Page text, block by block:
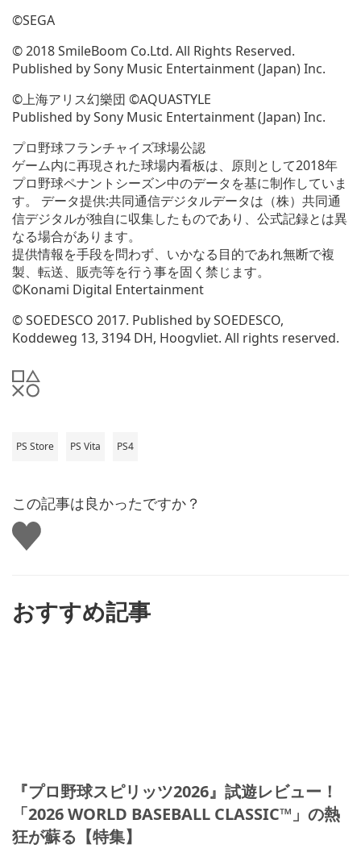
©SEGA
© 2018 SmileBoom Co.Ltd. All Rights Reserved.
Published by Sony Music Entertainment (Japan) Inc.
©上海アリス幻樂団 ©AQUASTYLE
Published by Sony Music Entertainment (Japan) Inc.
プロ野球フランチャイズ球場公認
ゲーム内に再現された球場内看板は、原則として2018年
プロ野球ペナントシーズン中のデータを基に制作していま
す。 データ提供:共同通信デジタルデータは（株）共同通
信デジタルが独自に収集したものであり、公式記録とは異
なる場合があります。
提供情報を手段を問わず、いかなる目的であれ無断で複
製、転送、販売等を行う事を固く禁じます。
©Konami Digital Entertainment
© SOEDESCO 2017. Published by SOEDESCO,
Koddeweg 13, 3194 DH, Hoogvliet. All rights reserved.
PS Store PS Vita PS4
この記事は良かったですか？
い
い
おすすめ記事
『プロ野球スピリッツ2026』試遊レビュー！
「2026 WORLD BASEBALL CLASSIC™」の熱
狂が蘇る【特集】